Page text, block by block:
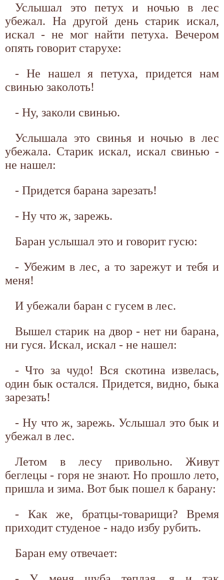
Услышал это петух и ночью в лес
убежал. На другой день старик искал,
искал - не мог найти петуха. Вечером
опять говорит старухе:
- Не нашел я петуха, придется нам
свинью заколоть!
- Ну, заколи свинью.
Услышала это свинья и ночью в лес
убежала. Старик искал, искал свинью -
не нашел:
- Придется барана зарезать!
- Ну что ж, зарежь.
Баран услышал это и говорит гусю:
- Убежим в лес, а то зарежут и тебя и
меня!
И убежали баран с гусем в лес.
Вышел старик на двор - нет ни барана,
ни гуся. Искал, искал - не нашел:
- Что за чудо! Вся скотина извелась,
один бык остался. Придется, видно, быка
зарезать!
- Ну что ж, зарежь. Услышал это бык и
убежал в лес.
Летом в лесу привольно. Живут
беглецы - горя не знают. Но прошло лето,
пришла и зима. Вот бык пошел к барану:
- Как же, братцы-товарищи? Время
приходит студеное - надо избу рубить.
Баран ему отвечает: